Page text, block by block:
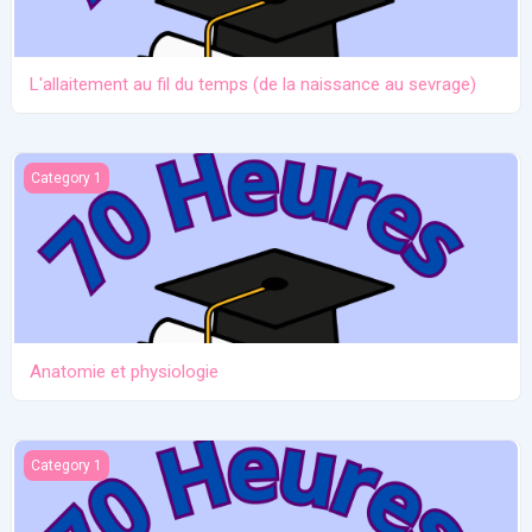
L'allaitement au fil du temps (de la naissance au sevrage)
Anatomie et physiologie
Category 1
Anatomie et physiologie
Ictère et hypoglycémie
Category 1